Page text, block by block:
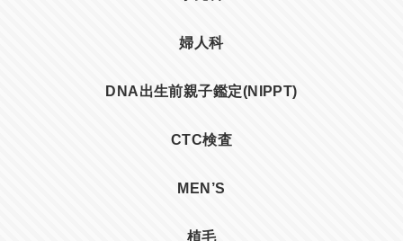
婦人科
DNA出生前親子鑑定(NIPPT)
CTC検査
MEN’S
植毛